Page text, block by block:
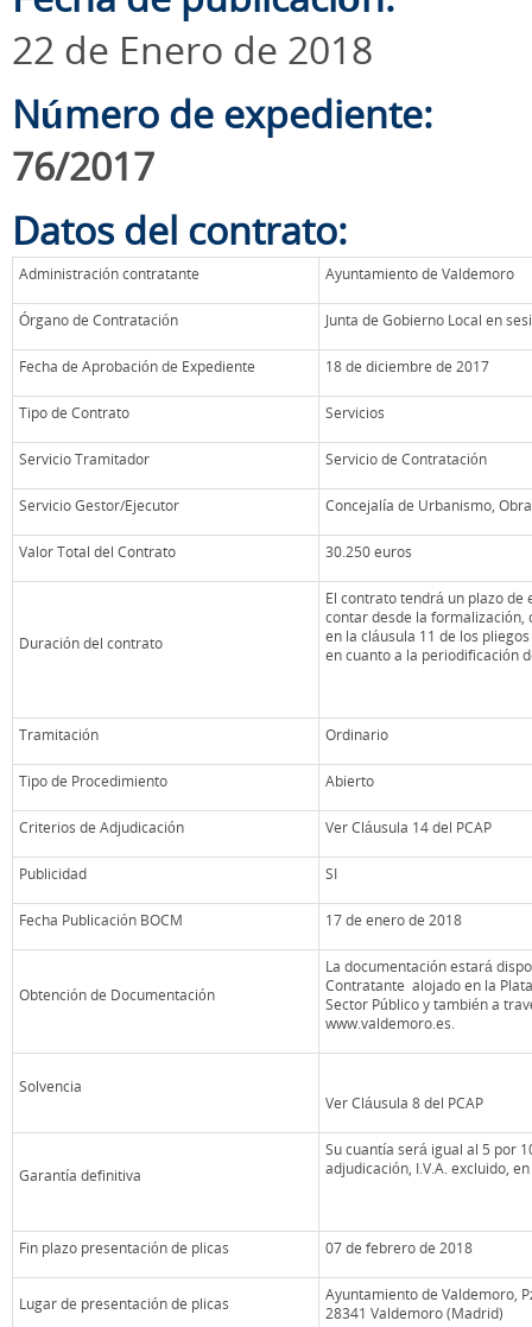
22 de Enero de 2018
Número de expediente:
76/2017
Datos del contrato:
Administración contratante Ayuntamiento de Valdemoro
Órgano de Contratación Junta de Gobierno Local en
Fecha de Aprobación de Expediente 18 de diciembre de 2017
Tipo de Contrato Servicios
Servicio Tramitador Servicio de Contratación
Servicio Gestor/Ejecutor Concejalía de Urbanismo,
Valor Total del Contrato 30.250 euros
Duración del contrato
El contrato tendrá un plazo de
contar desde la formalización,
en la cláusula 11 de los
en cuanto a la periodificación
Tramitación Ordinario
Tipo de Procedimiento Abierto
Criterios de Adjudicación Ver Cláusula 14 del PCAP
Publicidad SI
Fecha Publicación BOCM 17 de enero de 2018
Obtención de Documentación
La documentación estará
Contratante alojado en la
Sector Público y también a
www.valdemoro.es.
Solvencia
Ver Cláusula 8 del PCAP
Garantía definitiva
Su cuantía será igual al 5 por
adjudicación, I.V.A. excluido,
Fin plazo presentación de plicas 07 de febrero de 2018
Lugar de presentación de plicas
Ayuntamiento de Valdemoro,
28341 Valdemoro (Madrid)